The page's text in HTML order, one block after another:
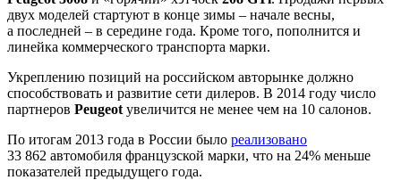
двух моделей стартуют в конце зимы – начале весны,
а последней – в середине года. Кроме того, пополнится и
линейка коммерческого транспорта марки.
Укреплению позиций на российском авторынке должно
способствовать и развитие сети дилеров. В 2014 году число
партнеров Peugeot увеличится не менее чем на 10 салонов.
По итогам 2013 года в России было реализовано
33 862 автомобиля французской марки, что на 24% меньше
показателей предыдущего года.